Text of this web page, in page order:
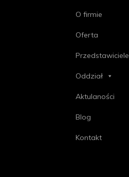
O firmie
Oferta
Przedstawiciele
Oddział
Aktulaności
Blog
Kontakt